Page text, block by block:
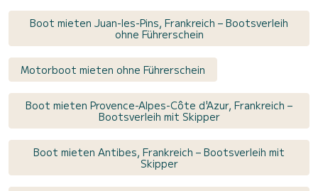
Boot mieten Juan-les-Pins, Frankreich – Bootsverleih
ohne Führerschein
Motorboot mieten ohne Führerschein
Boot mieten Provence-Alpes-Côte d'Azur, Frankreich –
Bootsverleih mit Skipper
Boot mieten Antibes, Frankreich – Bootsverleih mit
Skipper